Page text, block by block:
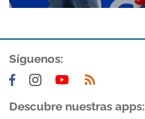
Síguenos:
Descubre nuestras apps: